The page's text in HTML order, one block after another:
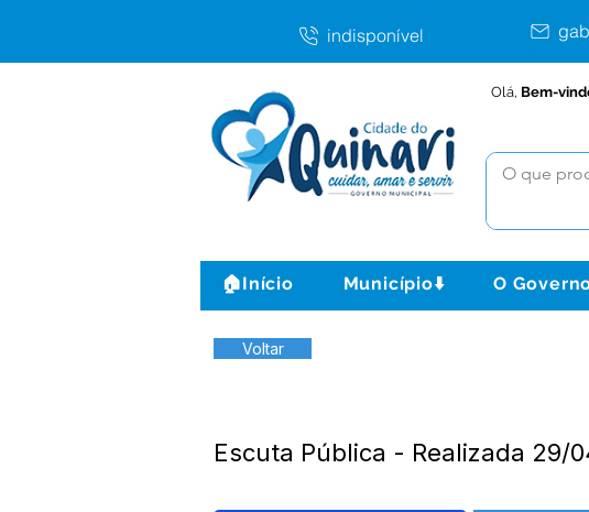
indisponível
Olá, Bem-
🏠Início Município⬇️ O
Voltar
Escuta Pública - Realizada 29/